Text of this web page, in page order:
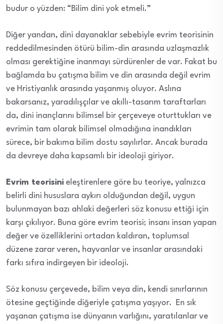
budur o yüzden: “Bilim dini yok etmeli.”
Diğer yandan, dini dayanaklar sebebiyle evrim teorisinin
reddedilmesinden ötürü bilim-din arasında uzlaşmazlık
olması gerektiğine inanmayı sürdürenler de var. Fakat bu
bağlamda bu çatışma bilim ve din arasında değil evrim
ve Hristiyanlık arasında yaşanmış oluyor. Aslına
bakarsanız, yaradılışçılar ve akıllı-tasarım taraftarları
da, dini inançlarını bilimsel bir çerçeveye oturttukları ve
evrimin tam olarak bilimsel olmadığına inandıkları
sürece, bir bakıma bilim dostu sayılırlar. Ancak burada
da devreye daha kapsamlı bir ideoloji giriyor.
Evrim teorisini eleştirenlere göre bu teoriye, yalnızca
belirli dini hususlara aykırı olduğundan değil, uygun
bulunmayan bazı ahlaki değerleri söz konusu ettiği için
karşı çıkılıyor. Buna göre evrim teorisi; insanı insan yapan
değer ve özelliklerini ortadan kaldıran, toplumsal
düzene zarar veren, hayvanlar ve insanlar arasındaki
farkı sıfıra indirgeyen bir ideoloji.
Söz konusu çerçevede, bilim veya din, kendi sınırlarının
ötesine geçtiğinde diğeriyle çatışma yaşıyor. En sık
yaşanan çatışma ise dünyanın varlığını, yaratılanlar ve